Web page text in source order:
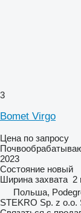
3
Bomet Virgo
Цена по запросу
2023
Состояние новый
Ширина захвата 2
Польша,
STEKRO Sp. z o.o.